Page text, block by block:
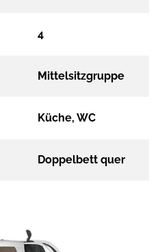
4
Mittelsitzgruppe
Küche, WC
Doppelbett quer